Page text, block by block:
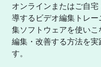
オンラインまたはご自
導するビデオ編集トレ
集ソフトウェアを使い
編集・改善する方法を
す。